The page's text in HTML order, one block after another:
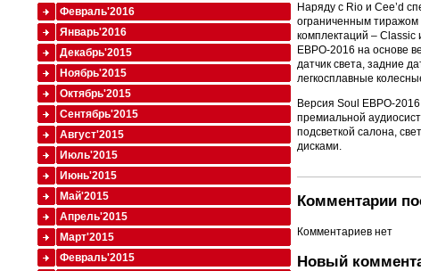
Наряду с Rio и Cee’d
ограниченным тиражом
комплектаций – Classic
ЕВРО-2016 на основе
датчик света, задние
легкосплавные
Версия Soul ЕВРО-2016
премиальной
подсветкой салона,
дисками.
Комментарии
Комментариев нет
Новый
Февраль'2016
Январь'2016
Декабрь'2015
Ноябрь'2015
Октябрь'2015
Сентябрь'2015
Август'2015
Июль'2015
Июнь'2015
Май'2015
Апрель'2015
Март'2015
Февраль'2015